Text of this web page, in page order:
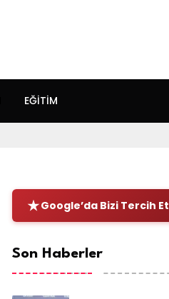
EĞITIM
Google’da Bizi Tercih Et
Son Haberler